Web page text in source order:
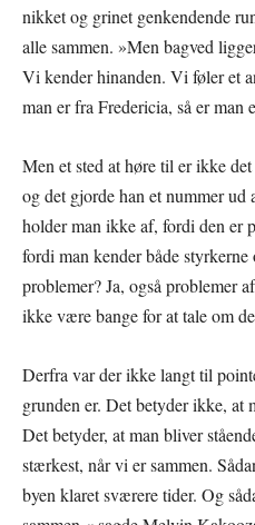
nikket og grinet genkendende
alle sammen. »Men bagved
Vi kender hinanden. Vi føler et
man er fra Fredericia, så er man
Men et sted at høre til er ikke
og det gjorde han et nummer
holder man ikke af, fordi den er
fordi man kender både
problemer? Ja, også problemer
ikke være bange for at tale om
Derfra var der ikke langt til
grunden er. Det betyder ikke, at
Det betyder, at man bliver
stærkest, når vi er sammen.
byen klaret sværere tider. Og